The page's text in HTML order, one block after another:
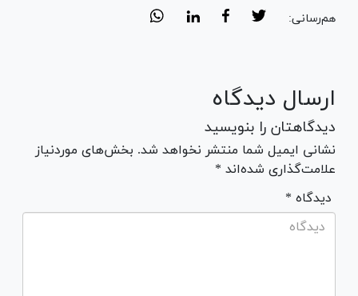
هم‌رسانی:
ارسال دیدگاه
دیدگاهتان را بنویسید
نشانی ایمیل شما منتشر نخواهد شد. بخش‌های موردنیاز
علامت‌گذاری شده‌اند *
* دیدگاه